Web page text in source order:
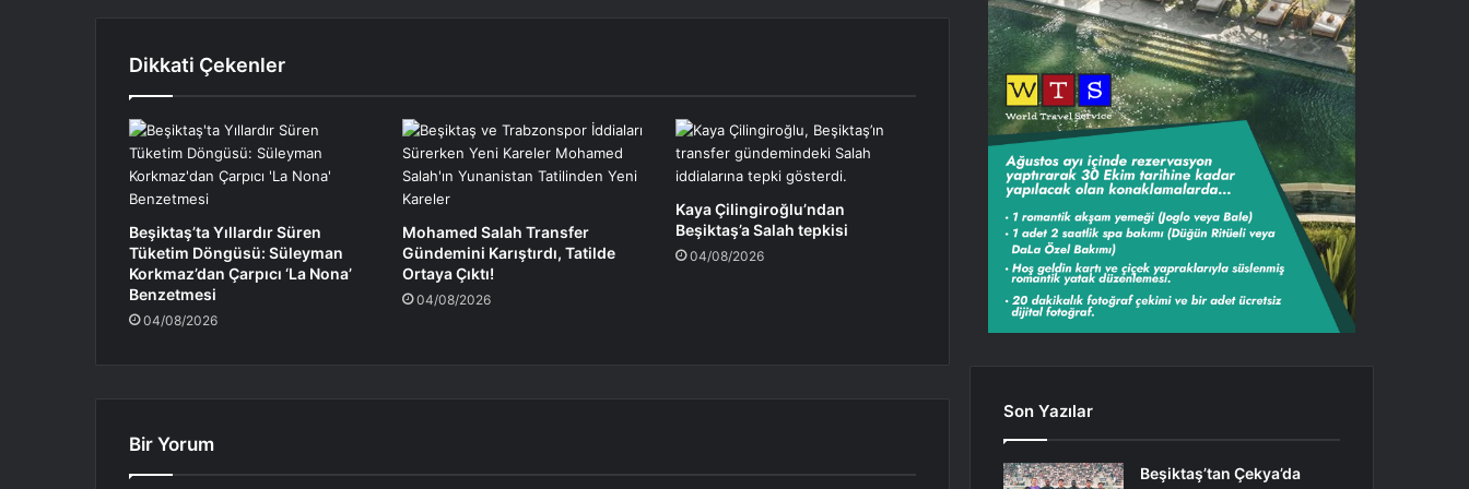
Dikkati Çekenler
Beşiktaş’ta Yıllardır Süren
Tüketim Döngüsü: Süleyman
Korkmaz’dan Çarpıcı ‘La Nona’
Benzetmesi
04/08/2026
Mohamed Salah Transfer
Gündemini Karıştırdı, Tatilde
Ortaya Çıktı!
04/08/2026
Kaya Çilingiroğlu’ndan
Beşiktaş’a Salah tepkisi
04/08/2026
Bir Yorum
Son Yazılar
Beşiktaş’tan Çekya’da